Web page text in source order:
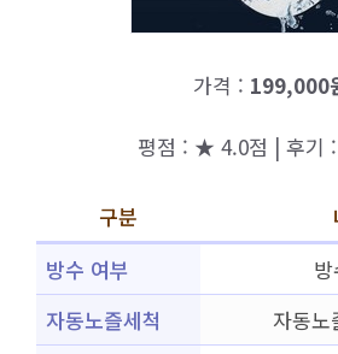
가격 : 199,000
평점 : ★ 4.0점 | 후기 :
구분
방수 여부
자동노즐세척
자동노